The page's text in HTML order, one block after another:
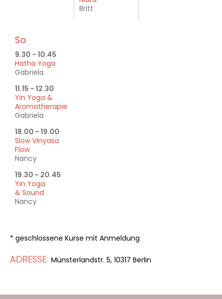
Britt
So
9.30 - 10.45
Hatha Yoga
Gabriela
11.15 - 12.30
Yin Yoga &
Aromatherapie
Gabriela
18.00 - 19.00
Slow Vinyasa
Flow
Nancy
19.30 - 20.45
Yin Yoga
& Sound
Nancy
* geschlossene Kurse mit Anmeldung
ADRESSE: Münsterlandstr. 5, 10317 Berlin